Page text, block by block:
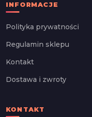
INFORMACJE
Polityka prywatności
Regulamin sklepu
Kontakt
Dostawa i zwroty
KONTAKT